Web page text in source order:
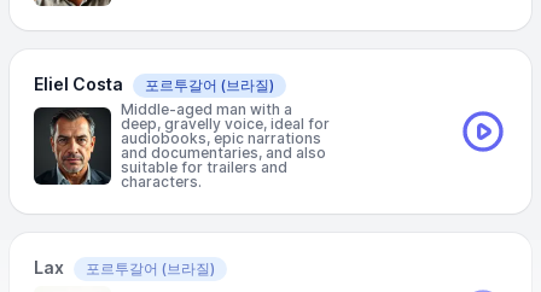
Eliel Costa 포르투갈어 (브라질)
Middle-aged man with a
deep, gravelly voice, ideal for
audiobooks, epic narrations
and documentaries, and also
suitable for trailers and
characters.
Lax 포르투갈어 (브라질)